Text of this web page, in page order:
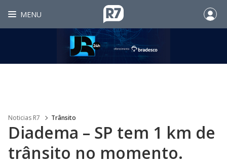
MENU
Noticias R7 Trânsito
Diadema – SP tem 1 km de
trânsito no momento.